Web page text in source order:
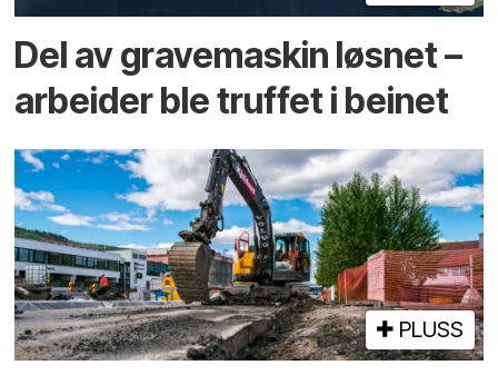
Del av grave­maskin løsnet –
arbeider ble truffet i beinet
PLUSS